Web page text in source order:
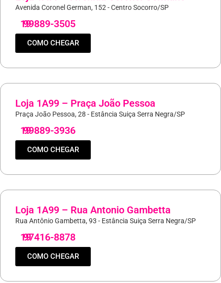
Avenida Coronel German, 152 - Centro Socorro/SP
19
99889-3505
COMO CHEGAR
Loja 1A99 – Praça João Pessoa
Praça João Pessoa, 28 - Estância Suiça Serra Negra/SP
19
99889-3936
COMO CHEGAR
Loja 1A99 – Rua Antonio Gambetta
Rua Antônio Gambetta, 93 - Estância Suiça Serra Negra/SP
19
97416-8878
COMO CHEGAR